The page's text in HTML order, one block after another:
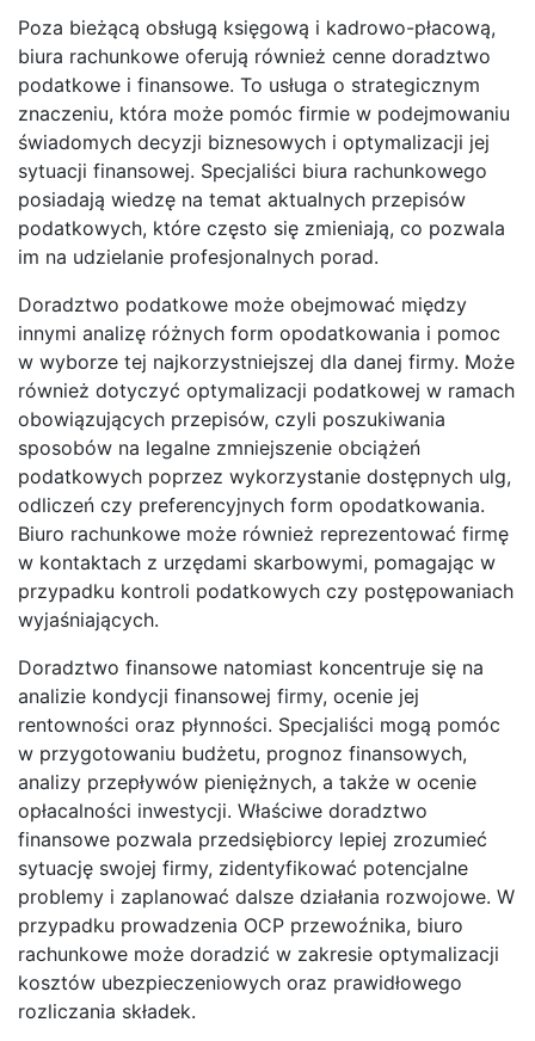
Poza bieżącą obsługą księgową i kadrowo-płacową,
biura rachunkowe oferują również cenne doradztwo
podatkowe i finansowe. To usługa o strategicznym
znaczeniu, która może pomóc firmie w podejmowaniu
świadomych decyzji biznesowych i optymalizacji jej
sytuacji finansowej. Specjaliści biura rachunkowego
posiadają wiedzę na temat aktualnych przepisów
podatkowych, które często się zmieniają, co pozwala
im na udzielanie profesjonalnych porad.
Doradztwo podatkowe może obejmować między
innymi analizę różnych form opodatkowania i pomoc
w wyborze tej najkorzystniejszej dla danej firmy. Może
również dotyczyć optymalizacji podatkowej w ramach
obowiązujących przepisów, czyli poszukiwania
sposobów na legalne zmniejszenie obciążeń
podatkowych poprzez wykorzystanie dostępnych ulg,
odliczeń czy preferencyjnych form opodatkowania.
Biuro rachunkowe może również reprezentować firmę
w kontaktach z urzędami skarbowymi, pomagając w
przypadku kontroli podatkowych czy postępowaniach
wyjaśniających.
Doradztwo finansowe natomiast koncentruje się na
analizie kondycji finansowej firmy, ocenie jej
rentowności oraz płynności. Specjaliści mogą pomóc
w przygotowaniu budżetu, prognoz finansowych,
analizy przepływów pieniężnych, a także w ocenie
opłacalności inwestycji. Właściwe doradztwo
finansowe pozwala przedsiębiorcy lepiej zrozumieć
sytuację swojej firmy, zidentyfikować potencjalne
problemy i zaplanować dalsze działania rozwojowe. W
przypadku prowadzenia OCP przewoźnika, biuro
rachunkowe może doradzić w zakresie optymalizacji
kosztów ubezpieczeniowych oraz prawidłowego
rozliczania składek.